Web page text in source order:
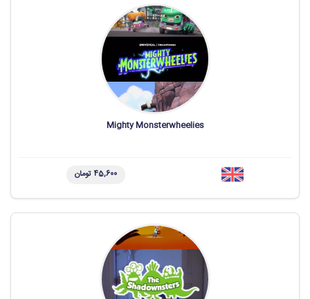
Mighty Monsterwheelies
45,600 تومان